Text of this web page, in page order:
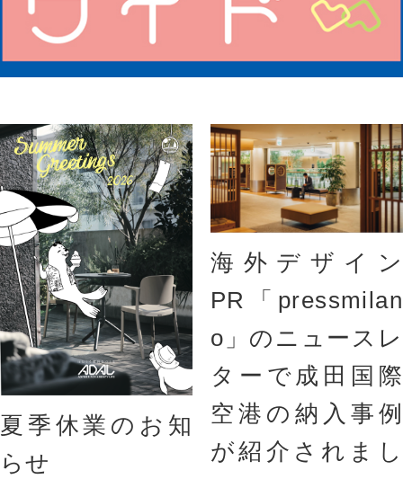
夏季休業のお知
らせ
海外デザイン
PR「pressmilan
o」のニュースレ
ターで成田国際
空港の納入事例
が紹介されまし